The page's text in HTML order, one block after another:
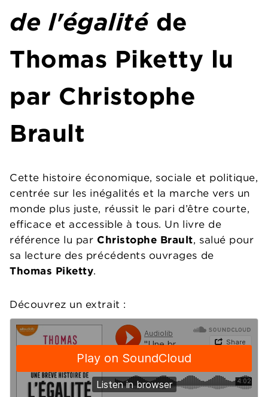
de l'égalitéde
Thomas Piketty lu
par Christophe
Brault
Cette histoire économique, sociale et politique,
centrée sur les inégalités et la marche vers un
monde plus juste, réussit le pari d’être courte,
efficace et accessible à tous. Un livre de
référence lu par Christophe Brault, salué pour
sa lecture des précédents ouvrages de
Thomas Piketty.
Découvrez un extrait :